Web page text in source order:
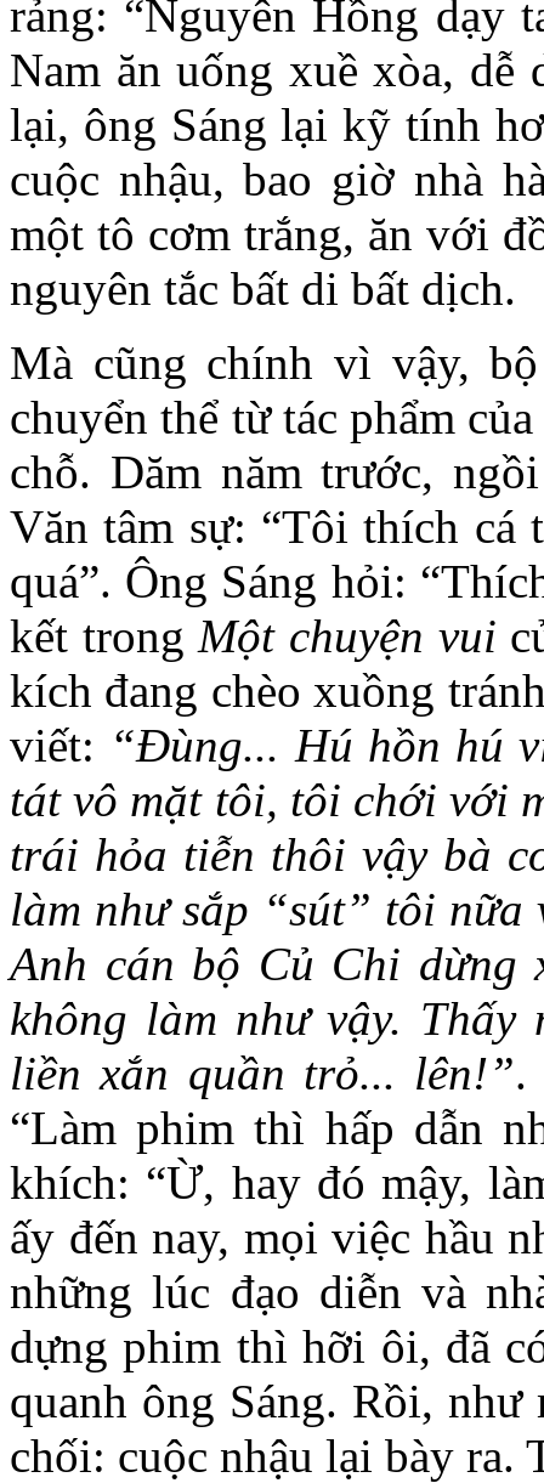
rảng: “Nguyên Hồng dạy
Nam ăn uống xuề xòa,
lại, ông Sáng lại kỹ tính
cuộc nhậu, bao giờ nhà
một tô cơm trắng, ăn với
nguyên tắc bất di bất dịch.
Mà cũng chính vì vậy,
chuyển thể từ tác phẩm
chỗ. Dăm năm trước,
Văn tâm sự: “Tôi thích cá
quá”. Ông Sáng hỏi:
kết trongMột chuyện vui
kích đang chèo xuồng
viết: “Đùng... Hú hồn hú
tát vô mặt tôi, tôi chới với
trái hỏa tiễn thôi vậy bà
làm như sắp “sút” tôi
Anh cán bộ Củ Chi
không làm như vậy.
liền xắn quần trỏ... lên!”.
“Làm phim thì hấp dẫn
khích: “Ừ, hay đó mậy,
ấy đến nay, mọi việc hầu
những lúc đạo diễn và
dựng phim thì hỡi ôi, đã
quanh ông Sáng. Rồi,
chối: cuộc nhậu lại bày ra.